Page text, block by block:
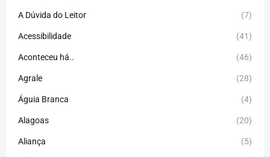
A Dúvida do Leitor (7)
Acessibilidade (41)
Aconteceu há.. (46)
Agrale (28)
Águia Branca (4)
Alagoas (20)
Aliança (5)